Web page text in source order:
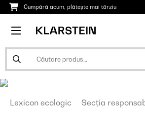
Cumpără acum, plătește mai târziu
Lexicon ecologic Secția